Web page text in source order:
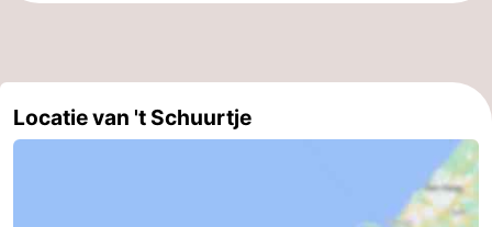
Zoutelande
-
Locatie van 't Schuurtje